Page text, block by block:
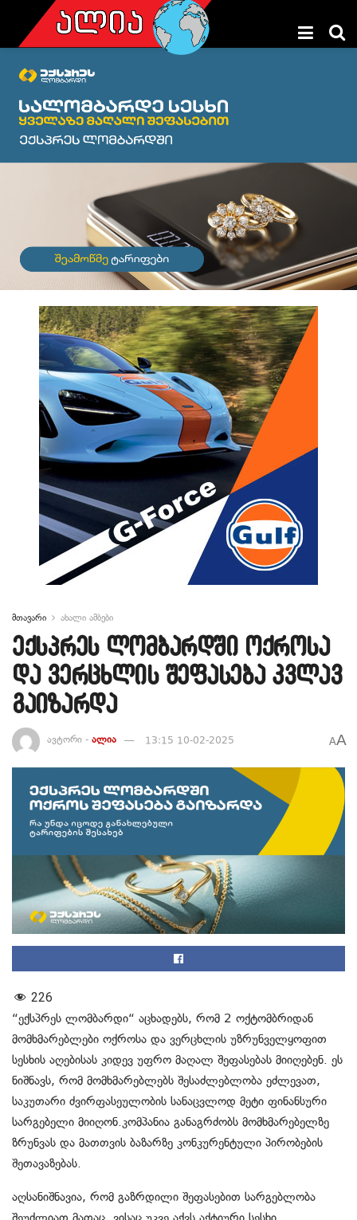
მთავარი ახალი ამბები
ექსპრეს ლომბარდში ოქროსა
და ვერცხლის შეფასება კვლავ
გაიზარდა
ავტორი - ალია 13:15 10-02-2025 AA
226
“ექსპრეს ლომბარდი“ აცხადებს, რომ 2 ოქტომბრიდან
მომხმარებლები ოქროსა და ვერცხლის უზრუნველყოფით
სესხის აღებისას კიდევ უფრო მაღალ შეფასებას მიიღებენ. ეს
ნიშნავს, რომ მომხმარებლებს შესაძლებლობა ეძლევათ,
საკუთარი ძვირფასეულობის სანაცვლოდ მეტი ფინანსური
სარგებელი მიიღონ.კომპანია განაგრძობს მომხმარებელზე
ზრუნვას და მათთვის ბაზარზე კონკურენტული პირობების
შეთავაზებას.
აღსანიშნავია, რომ გაზრდილი შეფასებით სარგებლობა